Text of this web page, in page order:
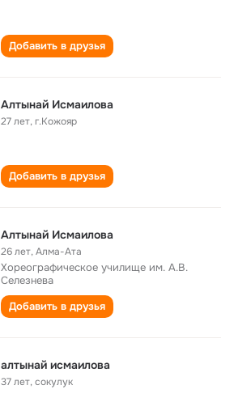
Добавить в друзья
Алтынай Исмаилова
27 лет,г.Кожояр
Добавить в друзья
Алтынай Исмаилова
26 лет,Алма-Ата
Хореографическое училище им. А.В.
Селезнева
Добавить в друзья
алтынай исмаилова
37 лет,сокулук